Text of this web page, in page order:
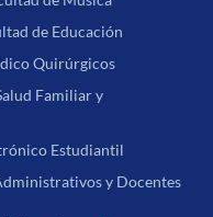
de Educación
Quirúrgicos
Familiar y
Estudiantil
y Docentes